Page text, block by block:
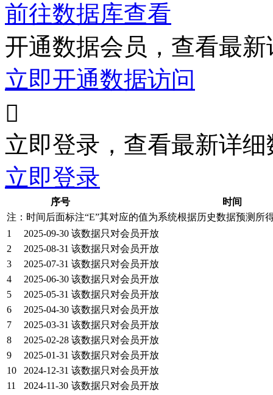
前往数据库查看
开通数据会员，查看最
立即开通数据访问

立即登录，查看最新详细
立即登录
序号
时间
注：时间后面标注“E”其对应的值为系统根据历史数据预测所
1
2025-09-30 该数据只对会员开放
2
2025-08-31 该数据只对会员开放
3
2025-07-31 该数据只对会员开放
4
2025-06-30 该数据只对会员开放
5
2025-05-31 该数据只对会员开放
6
2025-04-30 该数据只对会员开放
7
2025-03-31 该数据只对会员开放
8
2025-02-28 该数据只对会员开放
9
2025-01-31 该数据只对会员开放
10
2024-12-31 该数据只对会员开放
11
2024-11-30 该数据只对会员开放